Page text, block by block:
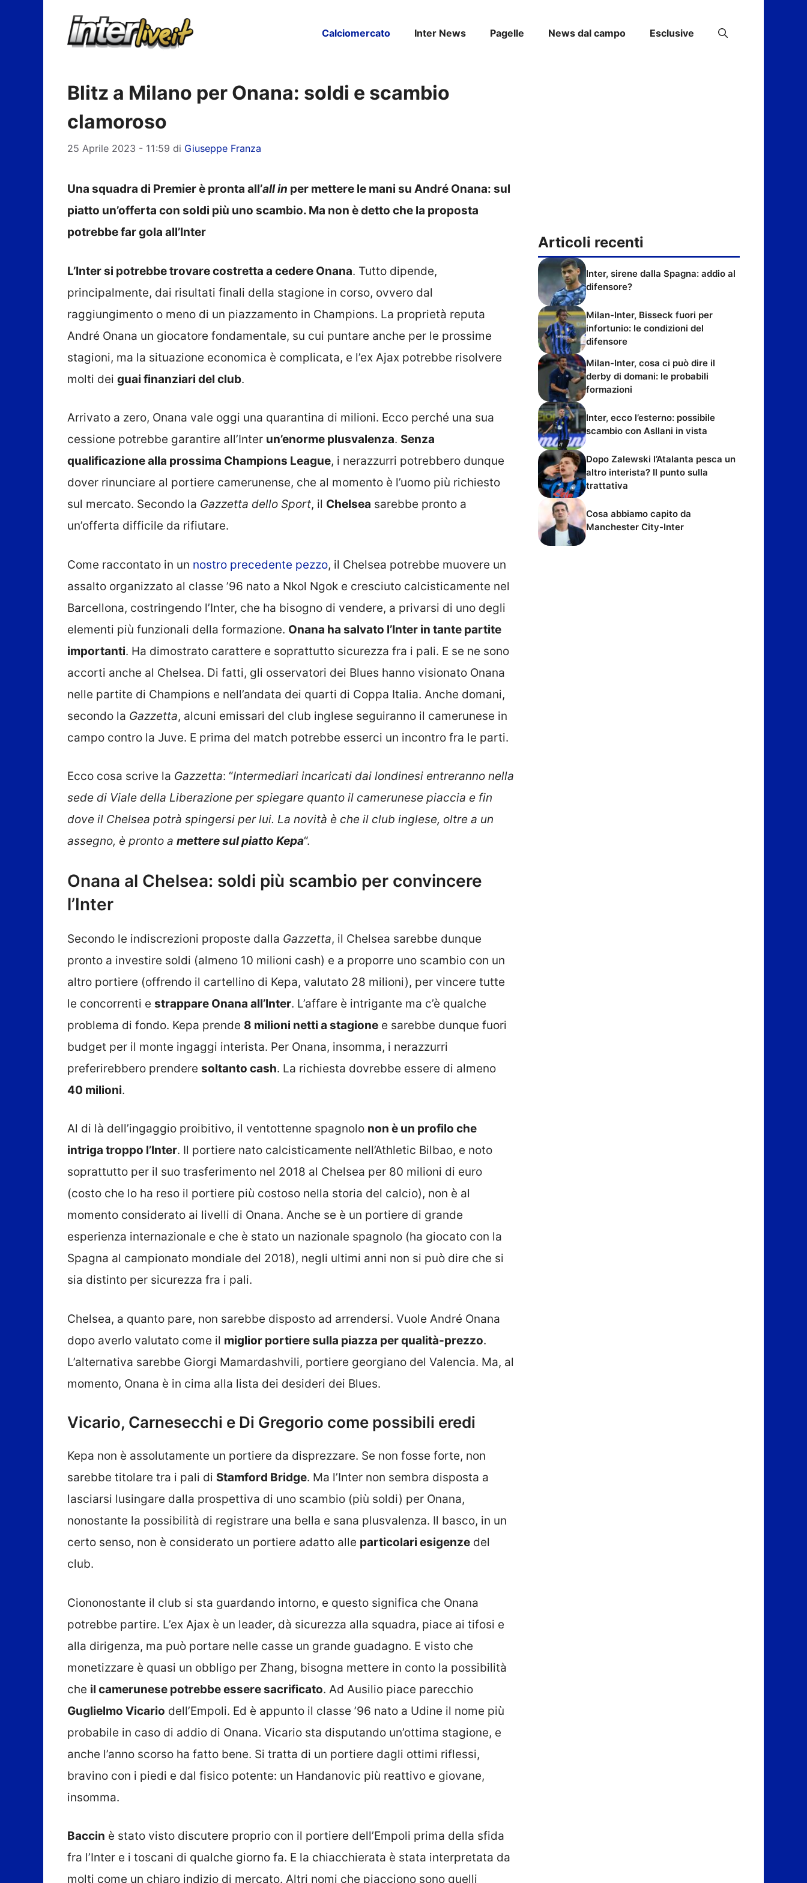
Calciomercato Inter News Pagelle News dal campo Esclusive
Blitz a Milano per Onana: soldi e scambio
clamoroso
25 Aprile 2023 - 11:59 di Giuseppe Franza
Una squadra di Premier è pronta all’all in per mettere le mani su André Onana: sul
piatto un’offerta con soldi più uno scambio. Ma non è detto che la proposta
potrebbe far gola all’Inter
L’Inter si potrebbe trovare costretta a cedere Onana. Tutto dipende,
principalmente, dai risultati finali della stagione in corso, ovvero dal
raggiungimento o meno di un piazzamento in Champions. La proprietà reputa
André Onana un giocatore fondamentale, su cui puntare anche per le prossime
stagioni, ma la situazione economica è complicata, e l’ex Ajax potrebbe risolvere
molti dei guai finanziari del club.
Arrivato a zero, Onana vale oggi una quarantina di milioni. Ecco perché una sua
cessione potrebbe garantire all’Inter un’enorme plusvalenza. Senza
qualificazione alla prossima Champions League, i nerazzurri potrebbero dunque
dover rinunciare al portiere camerunense, che al momento è l’uomo più richiesto
sul mercato. Secondo la Gazzetta dello Sport, il Chelsea sarebbe pronto a
un’offerta difficile da rifiutare.
Come raccontato in un nostro precedente pezzo, il Chelsea potrebbe muovere un
assalto organizzato al classe ’96 nato a Nkol Ngok e cresciuto calcisticamente nel
Barcellona, costringendo l’Inter, che ha bisogno di vendere, a privarsi di uno degli
elementi più funzionali della formazione. Onana ha salvato l’Inter in tante partite
importanti. Ha dimostrato carattere e soprattutto sicurezza fra i pali. E se ne sono
accorti anche al Chelsea. Di fatti, gli osservatori dei Blues hanno visionato Onana
nelle partite di Champions e nell’andata dei quarti di Coppa Italia. Anche domani,
secondo la Gazzetta, alcuni emissari del club inglese seguiranno il camerunese in
campo contro la Juve. E prima del match potrebbe esserci un incontro fra le parti.
Ecco cosa scrive la Gazzetta: “Intermediari incaricati dai londinesi entreranno nella
sede di Viale della Liberazione per spiegare quanto il camerunese piaccia e fin
dove il Chelsea potrà spingersi per lui. La novità è che il club inglese, oltre a un
assegno, è pronto a mettere sul piatto Kepa“.
Onana al Chelsea: soldi più scambio per convincere
l’Inter
Secondo le indiscrezioni proposte dalla Gazzetta, il Chelsea sarebbe dunque
pronto a investire soldi (almeno 10 milioni cash) e a proporre uno scambio con un
altro portiere (offrendo il cartellino di Kepa, valutato 28 milioni), per vincere tutte
le concorrenti e strappare Onana all’Inter. L’affare è intrigante ma c’è qualche
problema di fondo. Kepa prende 8 milioni netti a stagione e sarebbe dunque fuori
budget per il monte ingaggi interista. Per Onana, insomma, i nerazzurri
preferirebbero prendere soltanto cash. La richiesta dovrebbe essere di almeno
40 milioni.
Al di là dell’ingaggio proibitivo, il ventottenne spagnolo non è un profilo che
intriga troppo l’Inter. Il portiere nato calcisticamente nell’Athletic Bilbao, e noto
soprattutto per il suo trasferimento nel 2018 al Chelsea per 80 milioni di euro
(costo che lo ha reso il portiere più costoso nella storia del calcio), non è al
momento considerato ai livelli di Onana. Anche se è un portiere di grande
esperienza internazionale e che è stato un nazionale spagnolo (ha giocato con la
Spagna al campionato mondiale del 2018), negli ultimi anni non si può dire che si
sia distinto per sicurezza fra i pali.
Chelsea, a quanto pare, non sarebbe disposto ad arrendersi. Vuole André Onana
dopo averlo valutato come il miglior portiere sulla piazza per qualità-prezzo.
L’alternativa sarebbe Giorgi Mamardashvili, portiere georgiano del Valencia. Ma, al
momento, Onana è in cima alla lista dei desideri dei Blues.
Vicario, Carnesecchi e Di Gregorio come possibili eredi
Kepa non è assolutamente un portiere da disprezzare. Se non fosse forte, non
sarebbe titolare tra i pali di Stamford Bridge. Ma l’Inter non sembra disposta a
lasciarsi lusingare dalla prospettiva di uno scambio (più soldi) per Onana,
nonostante la possibilità di registrare una bella e sana plusvalenza. Il basco, in un
certo senso, non è considerato un portiere adatto alle particolari esigenze del
club.
Ciononostante il club si sta guardando intorno, e questo significa che Onana
potrebbe partire. L’ex Ajax è un leader, dà sicurezza alla squadra, piace ai tifosi e
alla dirigenza, ma può portare nelle casse un grande guadagno. E visto che
monetizzare è quasi un obbligo per Zhang, bisogna mettere in conto la possibilità
che il camerunese potrebbe essere sacrificato. Ad Ausilio piace parecchio
Guglielmo Vicario dell’Empoli. Ed è appunto il classe ’96 nato a Udine il nome più
probabile in caso di addio di Onana. Vicario sta disputando un’ottima stagione, e
anche l’anno scorso ha fatto bene. Si tratta di un portiere dagli ottimi riflessi,
bravino con i piedi e dal fisico potente: un Handanovic più reattivo e giovane,
insomma.
Baccin è stato visto discutere proprio con il portiere dell’Empoli prima della sfida
fra l’Inter e i toscani di qualche giorno fa. E la chiacchierata è stata interpretata da
molti come un chiaro indizio di mercato. Altri nomi che piacciono sono quelli
Articoli recenti
Inter, sirene dalla Spagna: addio al
difensore?
Milan-Inter, Bisseck fuori per
infortunio: le condizioni del
difensore
Milan-Inter, cosa ci può dire il
derby di domani: le probabili
formazioni
Inter, ecco l’esterno: possibile
scambio con Asllani in vista
Dopo Zalewski l’Atalanta pesca un
altro interista? Il punto sulla
trattativa
Cosa abbiamo capito da
Manchester City-Inter